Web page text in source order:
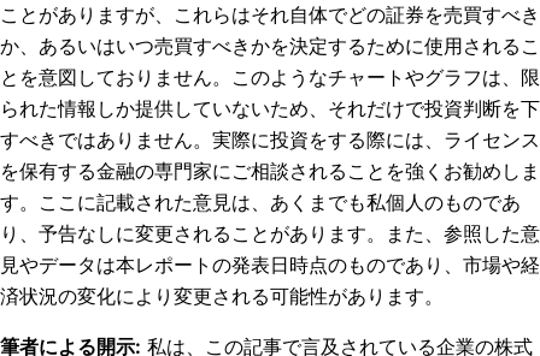
ことがありますが、これらはそれ自体でどの証券を売買すべき
か、あるいはいつ売買すべきかを決定するために使用されるこ
とを意図しておりません。このようなチャートやグラフは、限
られた情報しか提供していないため、それだけで投資判断を下
すべきではありません。実際に投資をする際には、ライセンス
を保有する金融の専門家にご相談されることを強くお勧めしま
す。ここに記載された意見は、あくまでも私個人のものであ
り、予告なしに変更されることがあります。また、参照した意
見やデータは本レポートの発表日時点のものであり、市場や経
済状況の変化により変更される可能性があります。
筆者による開示: 私は、この記事で言及されている企業の株式